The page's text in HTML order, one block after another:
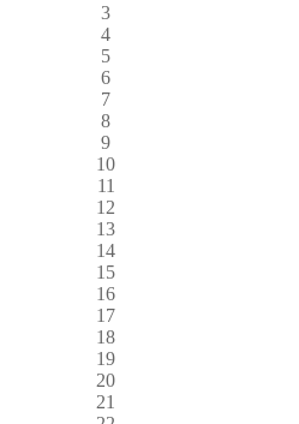
3
4
5
6
7
8
9
10
11
12
13
14
15
16
17
18
19
20
21